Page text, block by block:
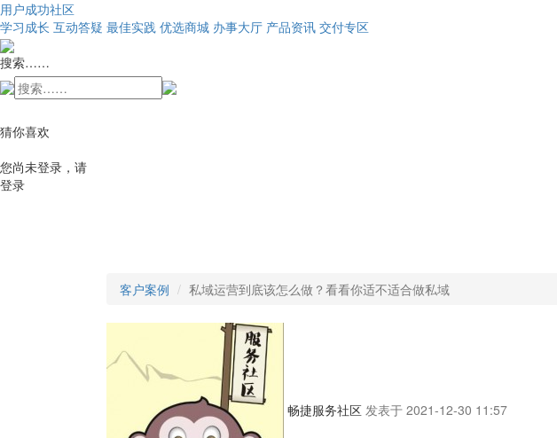
用户成功社区
学习成长 互动答疑 最佳实践 优选商城 办事大厅 产品资讯 交付专区
搜索……
猜你喜欢
您尚未登录，请
登录
客户案例 私域运营到底该怎么做？看看你适不适合做私域
畅捷服务社区 发表于 2021-12-30 11:57